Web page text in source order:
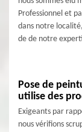
Professionnel et
dans notre
de de notre
Pose de
utilise des
Exigeants par
nous vérifions